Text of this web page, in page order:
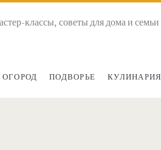
классы, советы для дома и семьи
ПОДВОРЬЕ КУЛИНАРИЯ